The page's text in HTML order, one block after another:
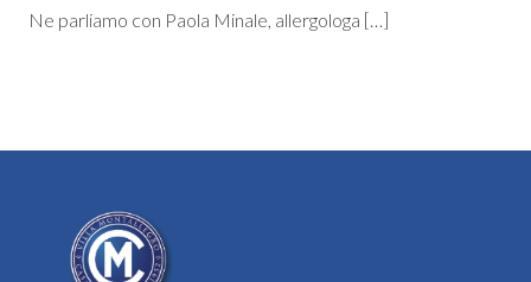
Ne parliamo con Paola Minale, allergologa […]